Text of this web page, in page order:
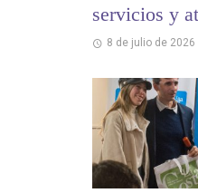
servicios y
comunidad
8 de julio de 2026